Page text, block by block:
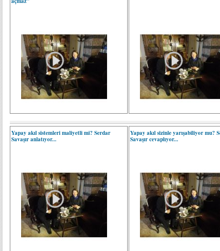
Yapay akıl sistemleri maliyetli mi? Serdar
Savaşır anlatıyor...
Yapay akıl sizinle yarışabiliyor mu?
Savaşır cevaplıyor...